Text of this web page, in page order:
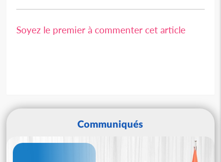
Soyez le premier à commenter cet article
Communiqués